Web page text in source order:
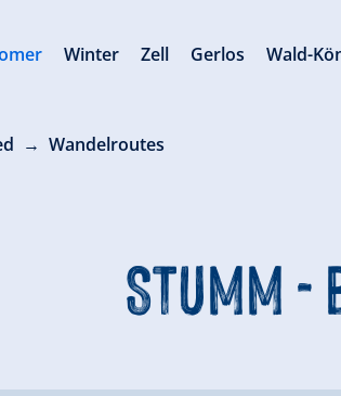
Wandelroutes
STUMM -
Winter Zell Gerlos Wald-